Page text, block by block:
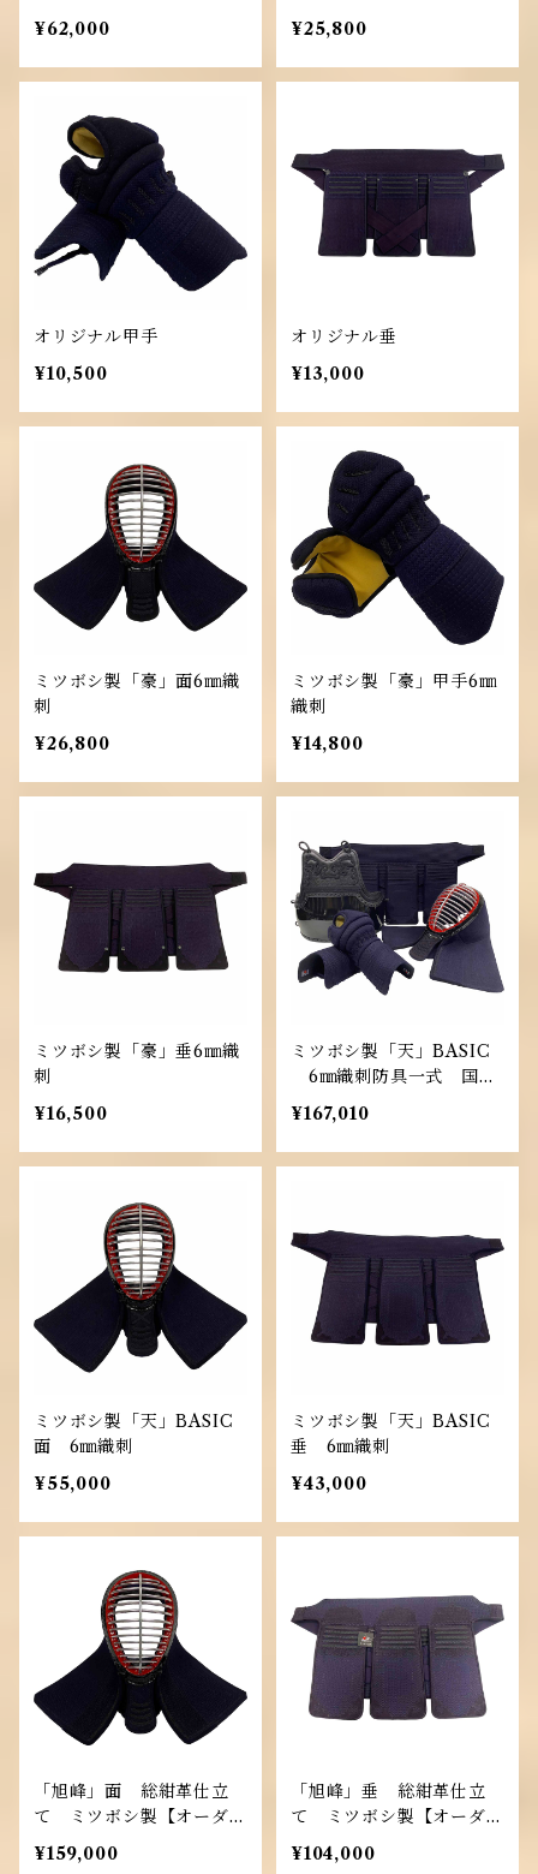
¥62,000
¥25,800
オリジナル甲手
¥10,500
オリジナル垂
¥13,000
ミツボシ製「豪」面6㎜織
刺
¥26,800
ミツボシ製「豪」甲手6㎜
織刺
¥14,800
ミツボシ製「豪」垂6㎜織
刺
¥16,500
ミツボシ製「天」BASIC
6㎜織刺防具一式 国産
「峰」甲手
¥167,010
ミツボシ製「天」BASIC
面 6㎜織刺
¥55,000
ミツボシ製「天」BASIC
垂 6㎜織刺
¥43,000
「旭峰」面 総紺革仕立
て ミツボシ製【オーダー
メイド商品】
¥159,000
「旭峰」垂 総紺革仕立
て ミツボシ製【オーダー
メイド商品】
¥104,000